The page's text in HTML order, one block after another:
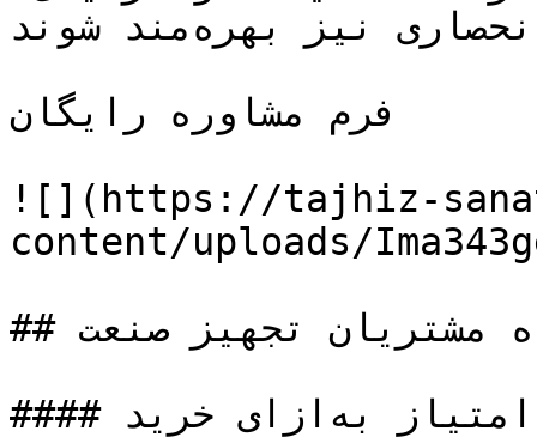
انحصاری نیز بهره‌مند شوند.
فرم مشاوره رایگان
![](https://tajhiz-
content/uploads/
## امتیاز های باشگاه مشتریان تجهیز صنعت
#### دریافت امتیاز به‌ازای خرید